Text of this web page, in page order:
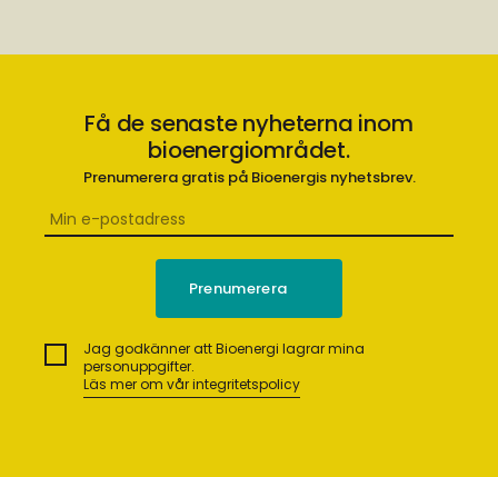
Få de senaste nyheterna inom
bioenergiområdet.
Prenumerera gratis på Bioenergis nyhetsbrev.
Jag godkänner att Bioenergi lagrar mina
personuppgifter.
Läs mer om vår integritetspolicy